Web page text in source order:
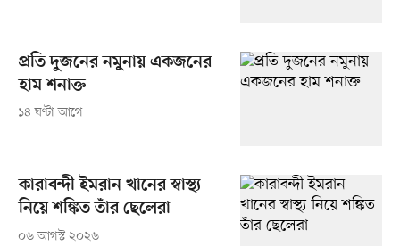
প্রতি দুজনের নমুনায় একজনের
হাম শনাক্ত
১৪ ঘণ্টা আগে
কারাবন্দী ইমরান খানের স্বাস্থ্য
নিয়ে শঙ্কিত তাঁর ছেলেরা
০৬ আগস্ট ২০২৬